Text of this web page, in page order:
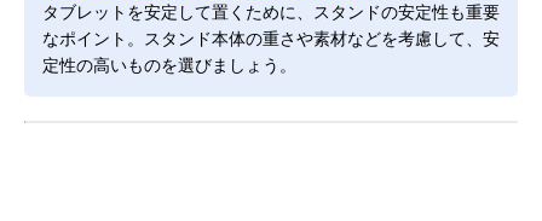
タブレットを安定して置くために、スタンドの安定性も重要
なポイント。スタンド本体の重さや素材などを考慮して、安
定性の高いものを選びましょう。